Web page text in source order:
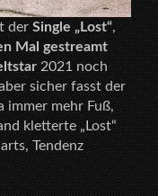
derSingle „Lost“,
Mal gestreamt
2021 noch
sicher fasst der
immer mehr Fuß,
kletterte „Lost“
Tendenz